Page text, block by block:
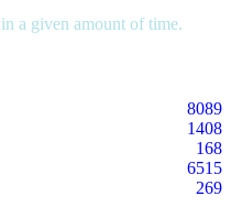
a given amount of time.
8089
1408
168
6515
269